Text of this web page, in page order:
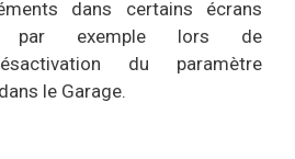
dans certains écrans
par exemple lors de
du paramètre
le Garage.